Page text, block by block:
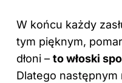
W końcu każdy
tym pięknym,
dłoni – to włoski
Dlatego